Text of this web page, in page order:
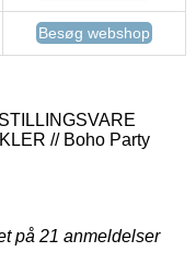
Besøg webshop
// Boho Party
på 21 anmeldelser